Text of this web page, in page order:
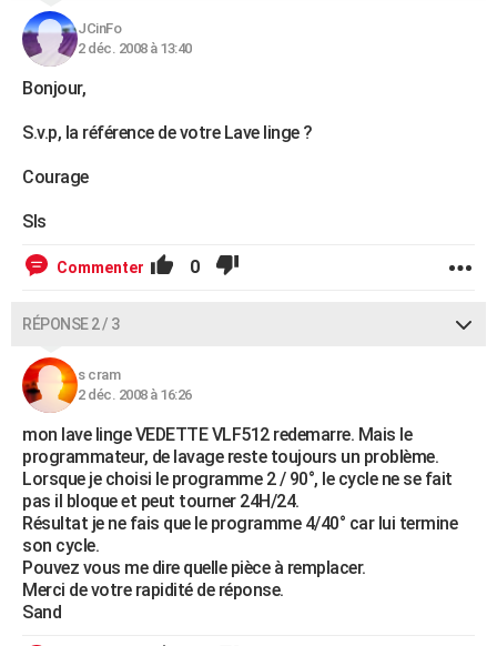
JCinFo
2 déc. 2008 à 13:40
Bonjour,
S.v.p, la référence de votre Lave linge ?
Courage
Sls
Commenter 0
RÉPONSE 2 / 3
s cram
2 déc. 2008 à 16:26
mon lave linge VEDETTE VLF512 redemarre. Mais le
programmateur, de lavage reste toujours un problème.
Lorsque je choisi le programme 2 / 90°, le cycle ne se fait
pas il bloque et peut tourner 24H/24.
Résultat je ne fais que le programme 4/40° car lui termine
son cycle.
Pouvez vous me dire quelle pièce à remplacer.
Merci de votre rapidité de réponse.
Sand